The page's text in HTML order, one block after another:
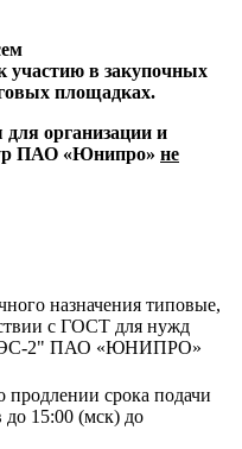
участию в закупочных
площадках.
организации и
ПАО «Юнипро» не
назначения типовые,
с ГОСТ для нужд
2" ПАО «ЮНИПРО»
продлении срока подачи
до 15:00 (мск) до